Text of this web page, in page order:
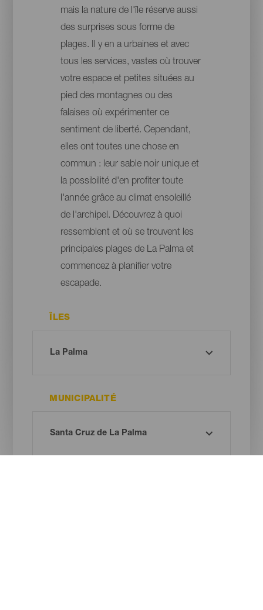
mais la nature de l'île réserve aussi
des surprises sous forme de
plages. Il y en a urbaines et avec
tous les services, vastes où trouver
votre espace et petites situées au
pied des montagnes ou des
falaises où expérimenter ce
sentiment de liberté. Cependant,
elles ont toutes une chose en
commun : leur sable noir unique et
la possibilité d'en profiter toute
l'année grâce au climat ensoleillé
de l'archipel. Découvrez à quoi
ressemblent et où se trouvent les
principales plages de La Palma et
commencez à planifier votre
escapade.
ÎLES
MUNICIPALITÉ